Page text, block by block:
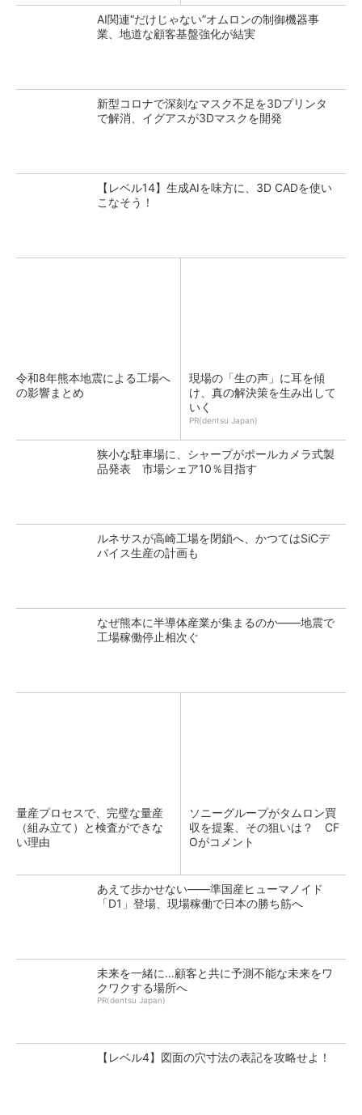
AI関連“だけじゃない”オムロンの制御機器事
業、地道な顧客基盤強化が結実
新型コロナで深刻なマスク不足を3Dプリンタ
で解消、イグアスが3Dマスクを開発
【レベル14】生成AIを味方に、3D CADを使い
こなそう！
令和8年熊本地震による工場へ
の影響まとめ
現場の「生の声」に耳を傾
け、真の解決策を生み出して
いく
PR(dentsu Japan)
狭小な駐車場に、シャープがポールカメラ式製
品発表 市場シェア10％目指す
ルネサスが高崎工場を閉鎖へ、かつてはSiCデ
バイス生産の計画も
なぜ熊本に半導体産業が集まるのか――地震で
工場稼働停止相次ぐ
量産プロセスで、完璧な量産
（組み立て）と検査ができな
い理由
ソニーグループがタムロン買
収を提案、その狙いは？ CF
Oがコメント
あえて歩かせない――準国産ヒューマノイド
「D1」登場、現場稼働で日本の勝ち筋へ
未来を一緒に…顧客と共に予測不能な未来をワ
クワクする場所へ
PR(dentsu Japan)
【レベル4】図面の穴寸法の表記を攻略せよ！